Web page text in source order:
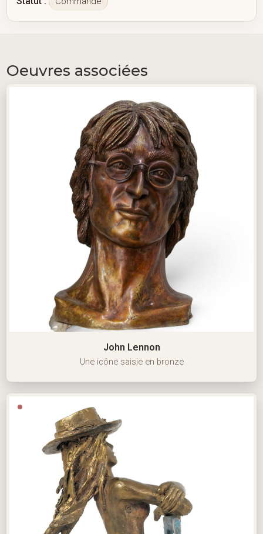
Oeuvres associées
John Lennon
Une icône saisie en bronze